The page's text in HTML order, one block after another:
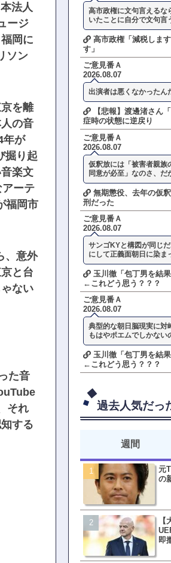
法人
ージ
岡に
ソン
を離
の音
年が
掘り起
楽文
ーテ
福岡市
、意外
と台
ない
た音
それ
する
高市政権に文句言えるな
いたことに自分で文句言
高市政権「減税しま
す」
ご意見番Ａ
2026.08.07
出演者は悪くなかったん
【悲報】渡邊渚さん
症時の状態に逆戻り
ご意見番Ａ
2026.08.07
仮釈放には「被害者親族
同意が必至」なのさ、だ
無期懲役、去年の仮
刑だった
ご意見番Ａ
2026.08.07
サンゴKYと構図が同じ
にして正義面朝日に染ま
玉川徹「包丁男を結
←これどう思う？？？
ご意見番Ａ
2026.08.07
典型的な朝日脳現実に対
もはやポエムでしかない
玉川徹「包丁男を結
←これどう思う？？？
過去人気だっ
週間
元
の
即